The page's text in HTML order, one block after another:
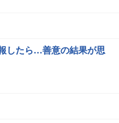
したら…善意の結果が思